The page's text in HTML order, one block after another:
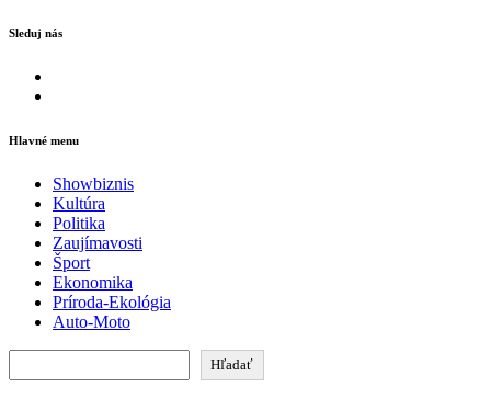
Sleduj nás
Hlavné menu
Showbiznis
Kultúra
Politika
Zaujímavosti
Šport
Ekonomika
Príroda-Ekológia
Auto-Moto
Hľadať